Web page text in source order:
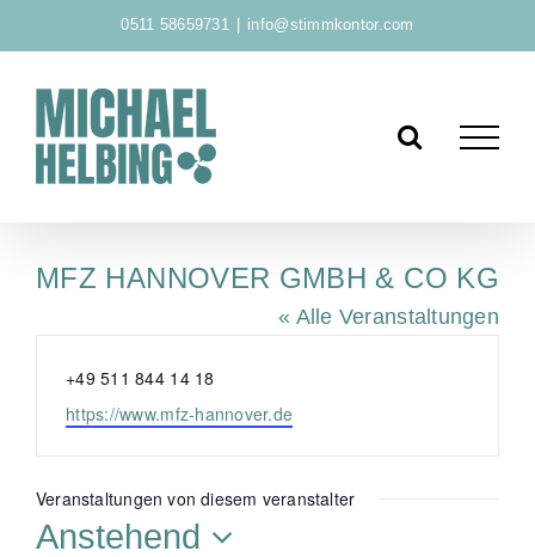
Inhalt
springen
0511 58659731 info@stimmkontor.com
MFZ HANNOVER GMBH & CO KG
« Alle Veranstaltungen
T
e
l
o
n
+49 511 844 14 18
W
s
https://www.mfz-hannover.de
Veranstaltungen von diesem veranstalter
Anstehend